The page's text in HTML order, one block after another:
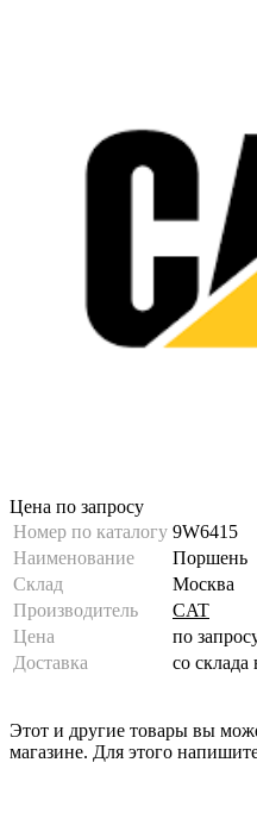
Цена по запросу
Номер по каталогу 9W6415
Наименование
Поршень
Склад
Москва
Производитель
CAT
Цена
по
Доставка
со
Этот и другие товары вы
магазине. Для этого